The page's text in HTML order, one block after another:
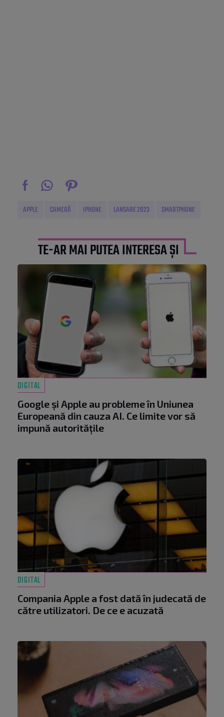
APPLE CAMERĂ IPHONE LANSARE 2023 SMARTPHONE
TE-AR MAI PUTEA INTERESA ȘI
DIGITAL
Google și Apple au probleme în Uniunea
Europeană din cauza AI. Ce limite vor să
impună autoritățile
DIGITAL
Compania Apple a fost dată în judecată de
către utilizatori. De ce e acuzată